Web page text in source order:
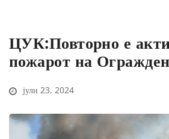
ЦУК:Повторно е
пожарот на Огражден
јули 23, 2024